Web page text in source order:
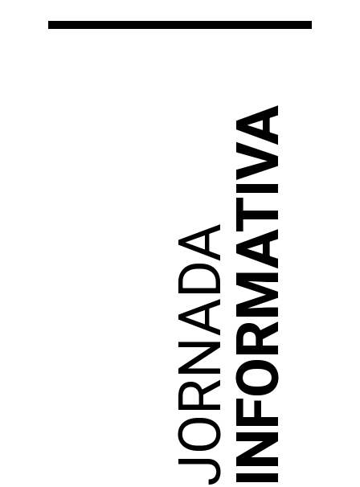
INFORMATIVA
JORNADA